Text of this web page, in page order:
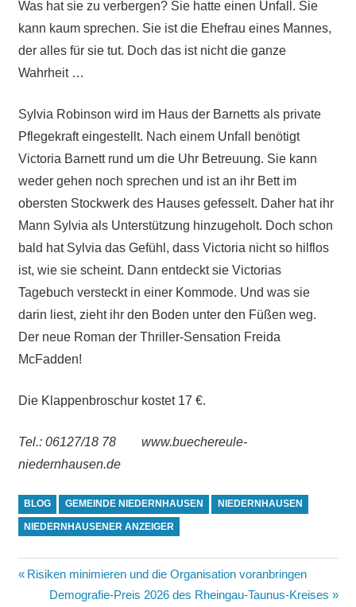
Was hat sie zu verbergen? Sie hatte einen Unfall. Sie
kann kaum sprechen. Sie ist die Ehefrau eines Mannes,
der alles für sie tut. Doch das ist nicht die ganze
Wahrheit …
Sylvia Robinson wird im Haus der Barnetts als private
Pflegekraft eingestellt. Nach einem Unfall benötigt
Victoria Barnett rund um die Uhr Betreuung. Sie kann
weder gehen noch sprechen und ist an ihr Bett im
obersten Stockwerk des Hauses gefesselt. Daher hat ihr
Mann Sylvia als Unterstützung hinzugeholt. Doch schon
bald hat Sylvia das Gefühl, dass Victoria nicht so hilflos
ist, wie sie scheint. Dann entdeckt sie Victorias
Tagebuch versteckt in einer Kommode. Und was sie
darin liest, zieht ihr den Boden unter den Füßen weg.
Der neue Roman der Thriller-Sensation Freida
McFadden!
Die Klappenbroschur kostet 17 €.
Tel.: 06127/1878 www.buechereule-
niedernhausen.de
BLOG GEMEINDE NIEDERNHAUSEN NIEDERNHAUSEN
NIEDERNHAUSENER ANZEIGER
Beitragsnavigation
Vorheriger
Beitrag:
Risiken minimieren und die Organisation voranbringen
Nächster
Demografie-Preis 2026 des Rheingau-Taunus-Kreises